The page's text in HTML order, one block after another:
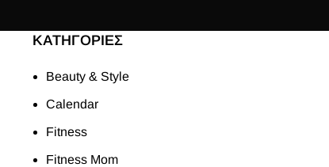
KΑΤΗΓΟΡΊΕΣ
Beauty & Style
Calendar
Fitness
Fitness Mom